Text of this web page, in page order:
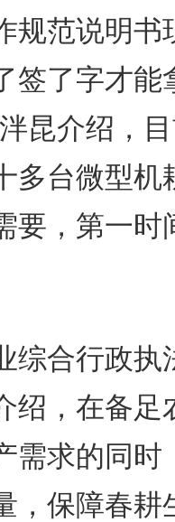
规范说明书
签了字才能
昆介绍，
多台微型机
要，第一时
合行政执
绍，在备足
需求的同时
，保障春耕